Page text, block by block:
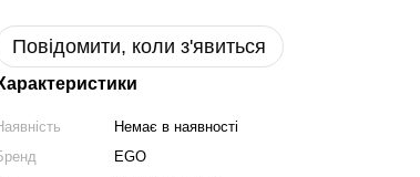
Повідомити, коли з'явиться
Немає в наявності
EGO